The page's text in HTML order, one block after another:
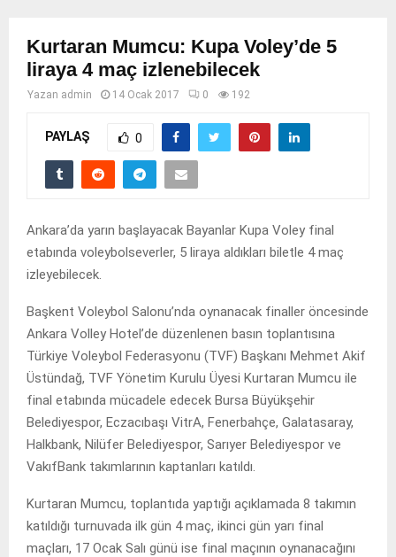
Kurtaran Mumcu: Kupa Voley’de 5
liraya 4 maç izlenebilecek
Yazan admin 14 Ocak 2017 0 192
PAYLAŞ 0
Ankara’da yarın başlayacak Bayanlar Kupa Voley final
etabında voleybolseverler, 5 liraya aldıkları biletle 4 maç
izleyebilecek.
Başkent Voleybol Salonu’nda oynanacak finaller öncesinde
Ankara Volley Hotel’de düzenlenen basın toplantısına
Türkiye Voleybol Federasyonu (TVF) Başkanı Mehmet Akif
Üstündağ, TVF Yönetim Kurulu Üyesi Kurtaran Mumcu ile
final etabında mücadele edecek Bursa Büyükşehir
Belediyespor, Eczacıbaşı VitrA, Fenerbahçe, Galatasaray,
Halkbank, Nilüfer Belediyespor, Sarıyer Belediyespor ve
VakıfBank takımlarının kaptanları katıldı.
Kurtaran Mumcu, toplantıda yaptığı açıklamada 8 takımın
katıldığı turnuvada ilk gün 4 maç, ikinci gün yarı final
maçları, 17 Ocak Salı günü ise final maçının oynanacağını